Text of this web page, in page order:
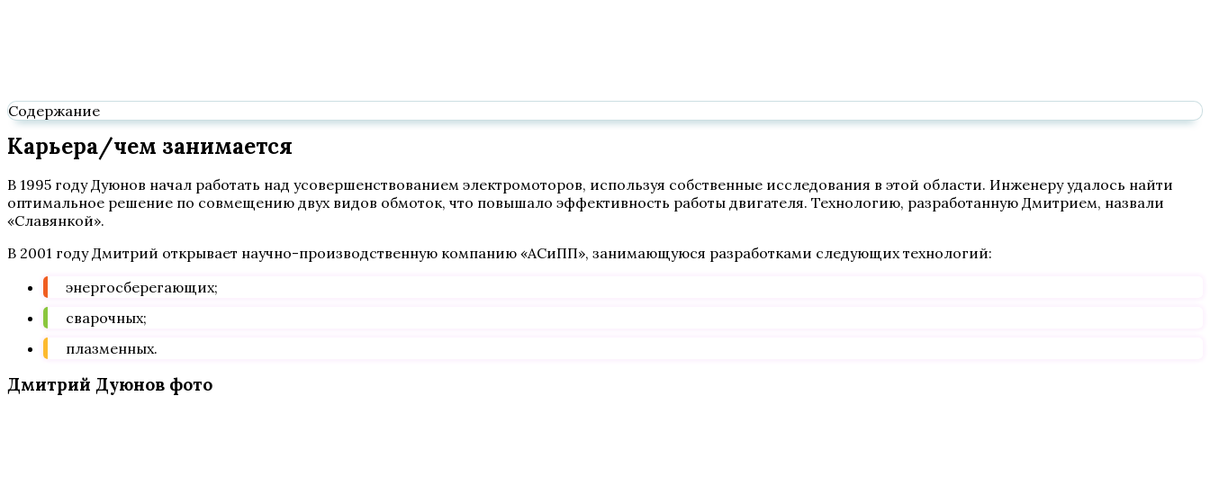
Содержание
Карьера/чем занимается
В 1995 году Дуюнов начал работать над усовершенствованием электромоторов, используя собственные исследования в этой области. Инженеру удалось найти
оптимальное решение по совмещению двух видов обмоток, что повышало эффективность работы двигателя. Технологию, разработанную Дмитрием, назвали
«Славянкой».
В 2001 году Дмитрий открывает научно-производственную компанию «АСиПП», занимающуюся разработками следующих технологий:
энергосберегающих;
сварочных;
плазменных.
Дмитрий Дуюнов фото